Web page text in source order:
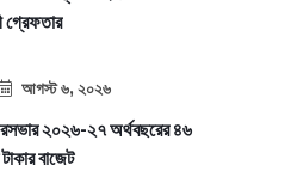
গ্রেফতার
আগস্ট ৬, ২০২৬
২০২৬-২৭ অর্থবছরের ৪৬
বাজেট